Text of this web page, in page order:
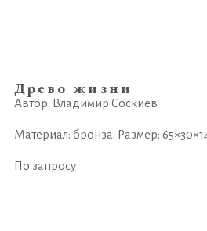
Древо жизни
Автор: Владимир Соскиев
Материал: бронза. Размер:
По запросу